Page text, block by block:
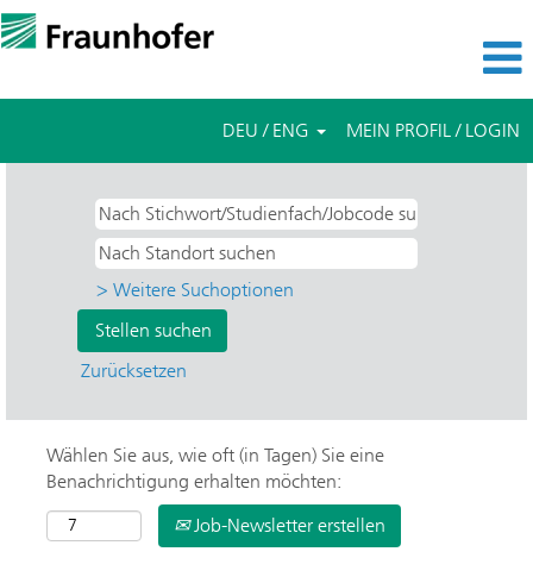
DEU / ENG MEIN PROFIL / LOGIN
> Weitere Suchoptionen
Zurücksetzen
Wählen Sie aus, wie oft (in Tagen) Sie eine
Benachrichtigung erhalten möchten:
Job-Newsletter erstellen